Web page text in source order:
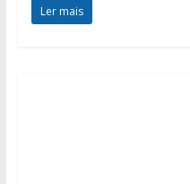
Ler mais